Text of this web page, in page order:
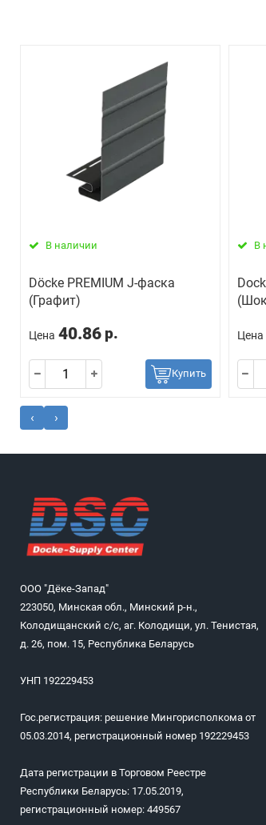
В наличии
Döcke PREMIUM J-фаска
(Графит)
Цена 40.86 р.
Купить
В
Цена
‹ ›
ООО "Дёке-Запад"
223050, Минская обл., Минский р-н.,
Колодищанский с/с, аг. Колодищи, ул. Тенистая,
д. 26, пом. 15, Республика Беларусь
УНП 192229453
Гос.регистрация: решение Мингорисполкома от
05.03.2014, регистрационный номер 192229453
Дата регистрации в Торговом Реестре
Республики Беларусь: 17.05.2019,
регистрационный номер: 449567